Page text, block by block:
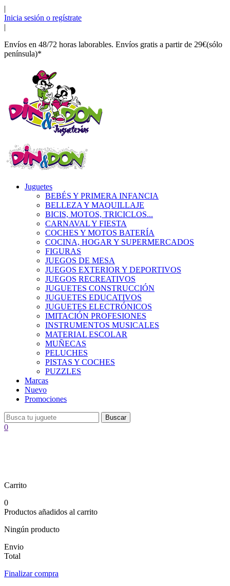
|
Inicia sesión o regístrate
|
Envíos en 48/72 horas laborables. Envíos gratis a partir de 29€(sólo
península)*
Juguetes
BEBÉS Y PRIMERA INFANCIA
BELLEZA Y MAQUILLAJE
BICIS, MOTOS, TRICICLOS...
CARNAVAL Y FIESTA
COCHES Y MOTOS BATERÍA
COCINA, HOGAR Y SUPERMERCADOS
FIGURAS
JUEGOS DE MESA
JUEGOS EXTERIOR Y DEPORTIVOS
JUEGOS RECREATIVOS
JUGUETES CONSTRUCCIÓN
JUGUETES EDUCATIVOS
JUGUETES ELECTRÓNICOS
IMITACIÓN PROFESIONES
INSTRUMENTOS MUSICALES
MATERIAL ESCOLAR
MUÑECAS
PELUCHES
PISTAS Y COCHES
PUZZLES
Marcas
Nuevo
Promociones
Buscar
0
Carrito
0
Productos añadidos al carrito
Ningún producto
Envio
Total
Finalizar compra